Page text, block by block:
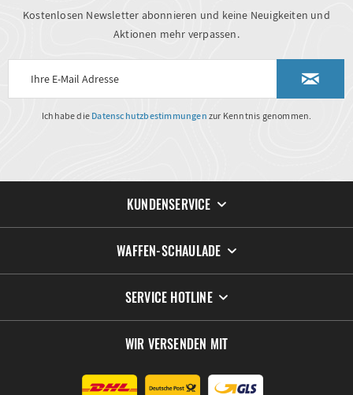
Kostenlosen Newsletter abonnieren und keine Neuigkeiten und
Aktionen mehr verpassen.
Ich habe die Datenschutzbestimmungen zur Kenntnis genommen.
KUNDENSERVICE
WAFFEN-SCHAULADE
SERVICE HOTLINE
WIR VERSENDEN MIT